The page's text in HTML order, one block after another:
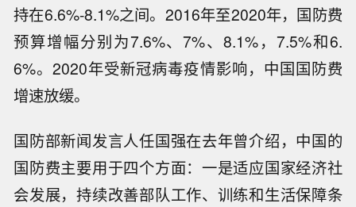
持在6.6%-8.1%之间。2016年至2020年，国防费
预算增幅分别为7.6%、7%、8.1%，7.5%和6.
6%。2020年受新冠病毒疫情影响，中国国防费
增速放缓。
国防部新闻发言人任国强在去年曾介绍，中国的
国防费主要用于四个方面：一是适应国家经济社
会发展，持续改善部队工作、训练和生活保障条